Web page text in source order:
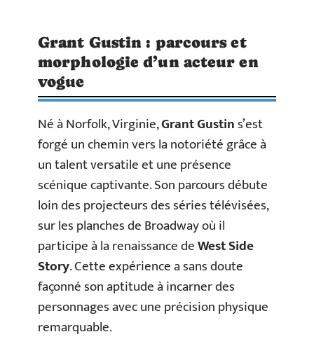
Grant Gustin : parcours et
morphologie d’un acteur en
vogue
Né à Norfolk, Virginie,Grant Gustins’est
forgé un chemin vers la notoriété grâce à
un talent versatile et une présence
scénique captivante. Son parcours débute
loin des projecteurs des séries télévisées,
sur les planches de Broadway où il
participe à la renaissance deWest Side
Story. Cette expérience a sans doute
façonné son aptitude à incarner des
personnages avec une précision physique
remarquable.